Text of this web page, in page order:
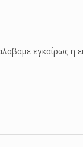
εγκαίρως η